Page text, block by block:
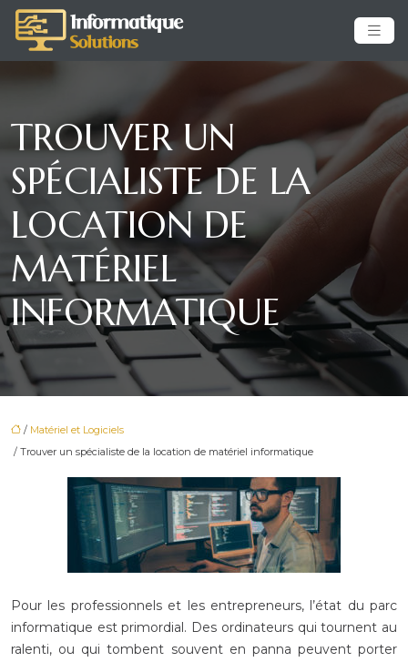
TROUVER UN
SPÉCIALISTE DE LA
LOCATION DE
MATÉRIEL
INFORMATIQUE
/ Matériel et Logiciels
/ Trouver un spécialiste de la location de matériel informatique
Pour les professionnels et les entrepreneurs, l’état du parc
informatique est primordial. Des ordinateurs qui tournent au
ralenti, ou qui tombent souvent en panna peuvent porter